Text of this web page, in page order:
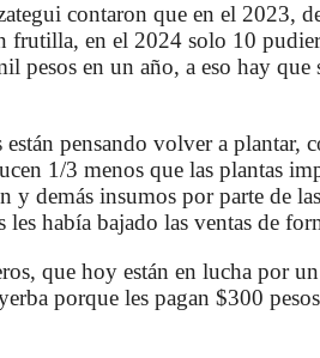
contaron que en el 2023,
frutilla, en el 2024 solo 10
pesos en un año, a eso hay que
pensando volver a plantar,
1/3 menos que las plantas
demás insumos por parte de
había bajado las ventas de
que hoy están en lucha por
porque les pagan $300